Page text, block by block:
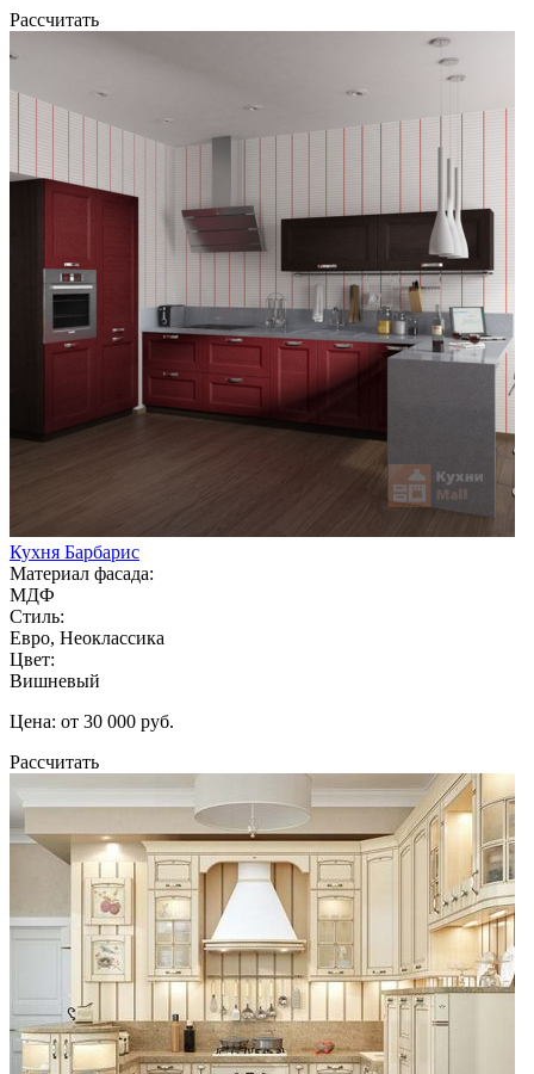
Рассчитать
Кухня Барбарис
Материал фасада:
МДФ
Стиль:
Евро, Неоклассика
Цвет:
Вишневый
Цена: от 30 000 руб.
Рассчитать